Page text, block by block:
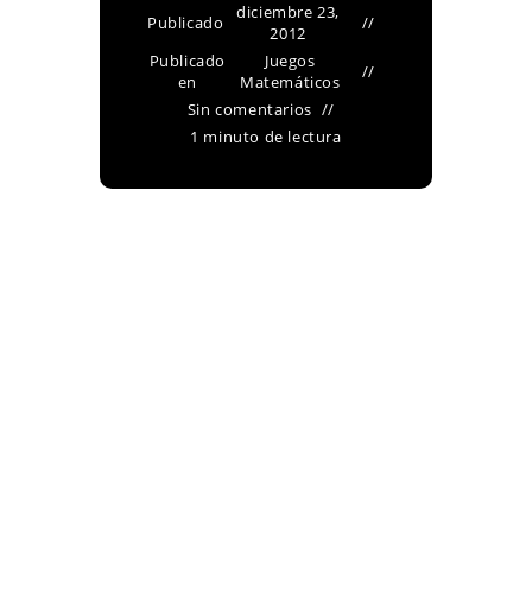
Publicado
diciembre 23,
2012
Publicado
en
Juegos
Matemáticos
Sin comentarios
1 minuto de lectura